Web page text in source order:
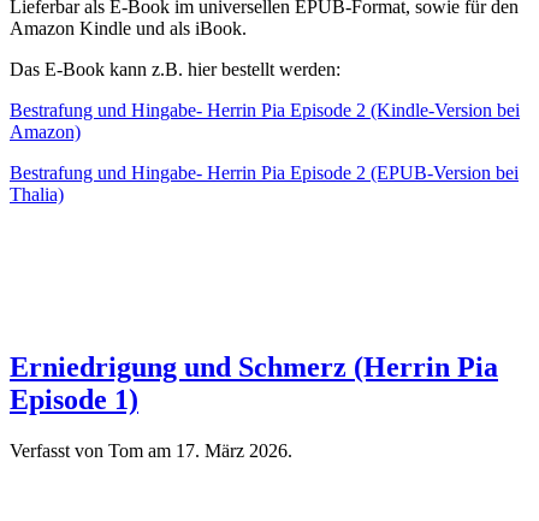
Lieferbar als E-Book im universellen EPUB-Format, sowie für den
Amazon Kindle und als iBook.
Das E-Book kann z.B. hier bestellt werden:
Bestrafung und Hingabe- Herrin Pia Episode 2 (Kindle-Version bei
Amazon)
Bestrafung und Hingabe- Herrin Pia Episode 2 (EPUB-Version bei
Thalia)
Erniedrigung und Schmerz (Herrin Pia
Episode 1)
Verfasst von Tom am 17. März 2026.